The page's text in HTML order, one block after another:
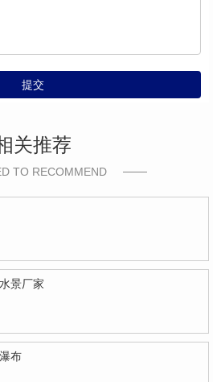
提交
关推荐
TO RECOMMEND
景厂家
布